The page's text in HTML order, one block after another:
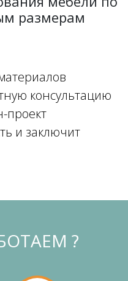
размерам
консультацию
проект
и заключит
?